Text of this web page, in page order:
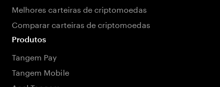
Melhores carteiras de criptomoedas
Comparar carteiras de criptomoedas
Produtos
Tangem Pay
Tangem Mobile